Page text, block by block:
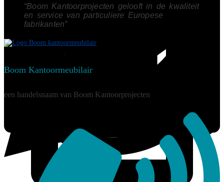
“Boom Kantoorprojecten gelooft in de kwaliteit
en service van particuliere Europese
fabrikanten”
Boom Kantoormeubilair
een handelsnaam van Boom Kantoorprojecten